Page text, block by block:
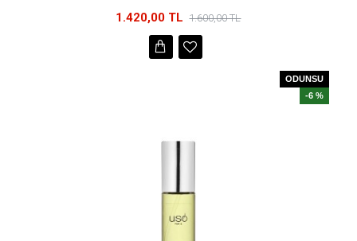
1.420,00 TL 1.600,00 TL
ODUNSU
-6 %